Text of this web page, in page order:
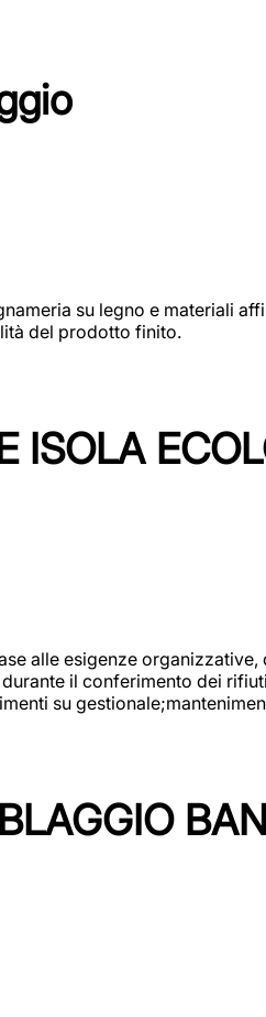
su legno e materiali
del prodotto finito.
ISOLA
alle esigenze
il conferimento dei
su